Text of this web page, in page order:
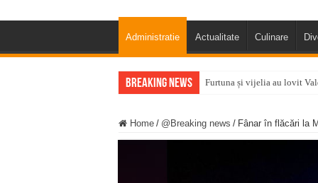
Administratie Actualitate Culinare
Breaking News Furtuna și vijelia au lovit
ANUNŢ OPRIRE ANUNŢ
Anunț important – Închidere
Home / @Breaking news / Fânar în flăcări la